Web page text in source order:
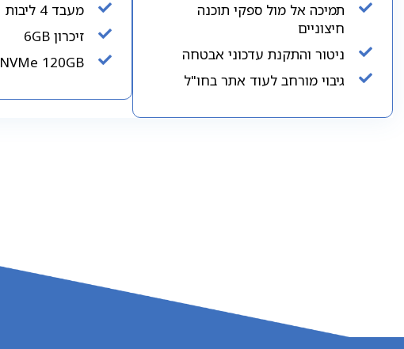
תמיכה אל מול ספקי תוכנה
חיצוניים
ניטור והתקנת עדכוני אבטחה
גיבוי מורחב לעוד אתר בחו"ל
מעבד 4 ליבות
זיכרון 6GB
NVMe 120GB